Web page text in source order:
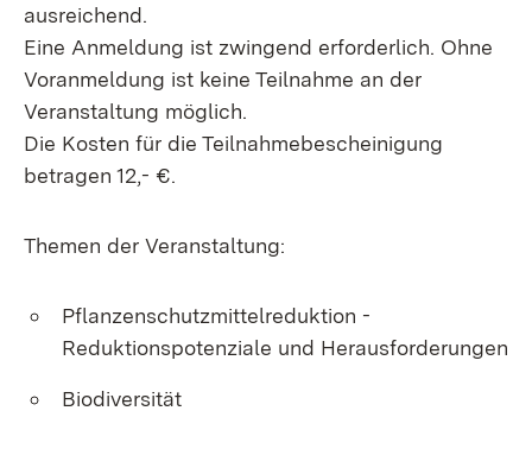
ausreichend.
Eine Anmeldung ist zwingend erforderlich. Ohne
Voranmeldung ist keine Teilnahme an der
Veranstaltung möglich.
Die Kosten für die Teilnahmebescheinigung
betragen 12,- €.
Themen der Veranstaltung:
Pflanzenschutzmittelreduktion -
Reduktionspotenziale und Herausforderungen
Biodiversität